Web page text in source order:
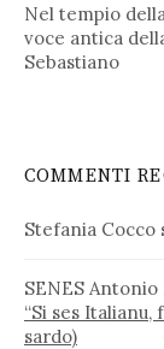
Nel tempio
voce antica
Sebastiano
COMMENTI
Stefania Cocco
SENES
“Si ses Italianu,
sardo)